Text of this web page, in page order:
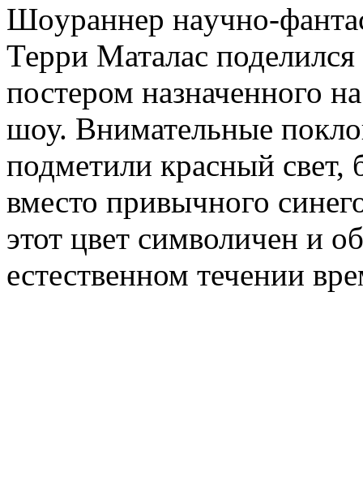
Шoурaннeр нaучнo-
Терри Маталас
постером назначенного
шоу. Внимательные
подметили красный
вместо привычного
этот цвет символичен и
естественном течении